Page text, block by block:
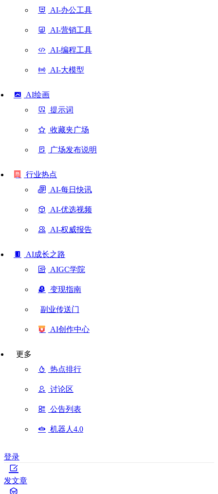
AI-办公工具
AI-营销工具
AI-编程工具
AI-大模型
AI绘画
提示词
收藏夹广场
广场发布说明
行业热点
AI-每日快讯
AI-优选视频
AI-权威报告
AI成长之路
AIGC学院
变现指南
副业传送门
AI创作中心
更多
热点排行
讨论区
公告列表
机器人4.0
登录
发文章